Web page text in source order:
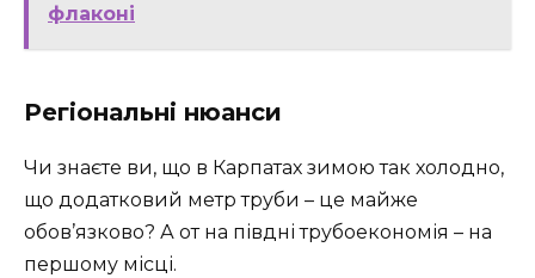
флаконі
Регіональні нюанси
Чи знаєте ви, що в Карпатах зимою так холодно,
що додатковий метр труби – це майже
обов’язково? А от на півдні трубоекономія – на
першому місці.